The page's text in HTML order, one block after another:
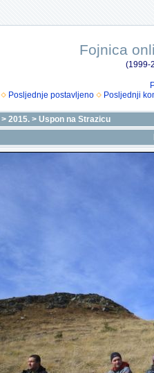
Fojnica
(1999-
Posljednje postavljeno Posljednji
> 2015. > Uspon na Strazicu